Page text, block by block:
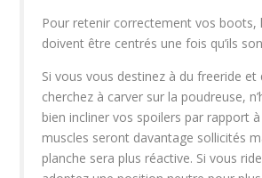
Pour retenir correctement vos boots,
doivent être centrés une fois qu’ils
Si vous vous destinez à du freeride et
cherchez à carver sur la poudreuse,
bien incliner vos spoilers par rapport
muscles seront davantage sollicités
planche sera plus réactive. Si vous